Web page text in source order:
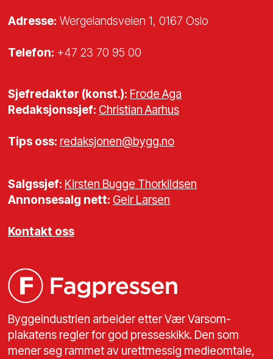
Adresse: Wergelandsveien 1, 0167 Oslo
Telefon: +47 23 70 95 00
Sjefredaktør (konst.): Frode Aga
Redaksjonssjef: Christian Aarhus
Tips oss: redaksjonen@bygg.no
Salgssjef: Kirsten Bugge Thorkildsen
Annonsesalg nett: Geir Larsen
Kontakt oss
Byggeindustrien arbeider etter Vær Varsom-
plakatens regler for god presseskikk. Den som
mener seg rammet av urettmessig medieomtale,